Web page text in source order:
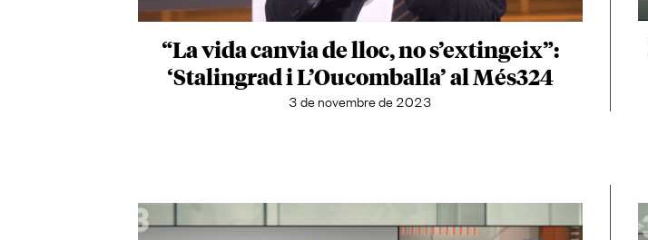
“La vida canvia de lloc, no s’extingeix”:
‘Stalingrad i L’Oucomballa’ al Més324
3 de novembre de 2023